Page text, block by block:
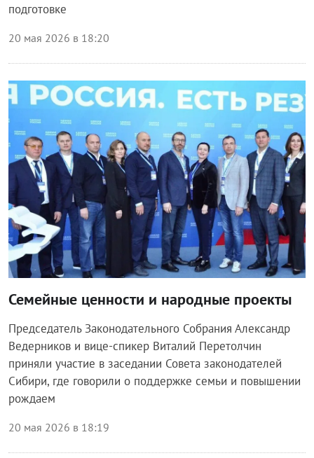
подготовке
20 мая 2026 в 18:20
Власть
Семейные ценности и народные проекты
Председатель Законодательного Собрания Александр
Ведерников и вице-спикер Виталий Перетолчин
приняли участие в заседании Совета законодателей
Сибири, где говорили о поддержке семьи и повышении
рождаем
20 мая 2026 в 18:19